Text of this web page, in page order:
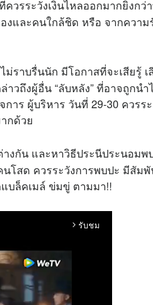
รระวังเงินไหลออกมากยิ่งกว่
งและคนใกล้ชิด หรือ จากความ
าบรื่นนัก มีโอกาสที่จะเสียรู้ เ
าวถึงผู้อื่น “ลับหลัง” ที่อาจถูกนำ
าร ผู้บริหาร วันที่ 29-30 ควรร
กด้วย
งกัน และหาวิธีประนีประนอมพ
โสด ควรระวังการพบปะ มีสัม
บล็คเมล์ ข่มขู่ ตามมา!!
arrow_forward_ios รับชม